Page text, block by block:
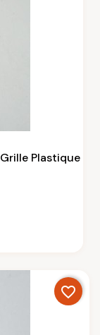
Plastique
favorite_border